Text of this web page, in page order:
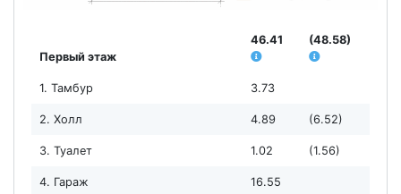
Первый этаж
46.41 (48.58)
1. Тамбур 3.73
2. Холл 4.89 (6.52)
3. Туалет 1.02 (1.56)
4. Гараж 16.55